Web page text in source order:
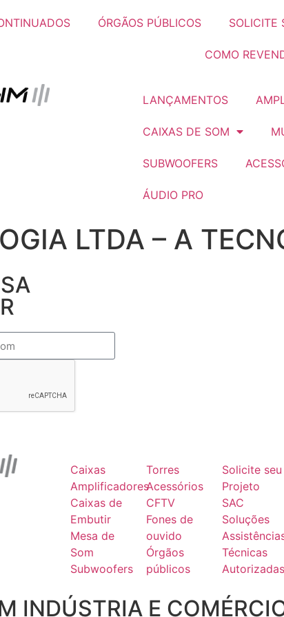
ÓRGÃOS PÚBLICOS SOLICITE
COMO
LANÇAMENTOS
CAIXAS DE SOM
SUBWOOFERS
ÁUDIO PRO
LTDA – A
Caixas
Amplificadores
Caixas de
Embutir
Mesa de
Som
Subwoofers
Torres
Acessórios
CFTV
Fones de
ouvido
Órgãos
públicos
Solicite seu
Projeto
SAC
Soluções
Técnicas
Autorizadas
INDÚSTRIA E